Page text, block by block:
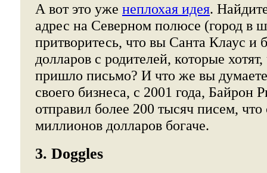
А вот это уже неплохая идея.
адрес на Северном полюсе (город в
притворитесь, что вы Санта Клаус и
долларов с родителей, которые
пришло письмо? И что же вы
своего бизнеса, с 2001 года, Байрон
отправил более 200 тысяч писем, что
миллионов долларов богаче.
3. Doggles